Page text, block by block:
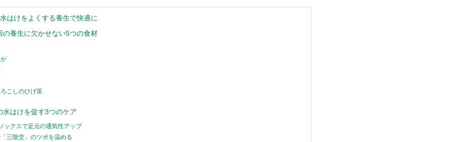
はけをよくする養生で快適に
の養生に欠かせない5つの食材
こしのひげ茶
水はけを促す3つのケア
ックスで足元の通気性アップ
三陰交」のツボを温める